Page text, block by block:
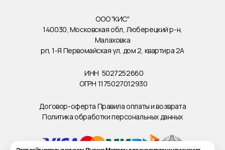
ООО "КИС"
140030, Московская обл, Люберецкий р-н,
Малаховка
рп, 1-Я Первомайская ул, дом 2, квартира 2А
ИНН 5027252660
ОГРН 1175027012930
Договор-оферта Правила оплаты и возврата
Политика обработки персональных данных